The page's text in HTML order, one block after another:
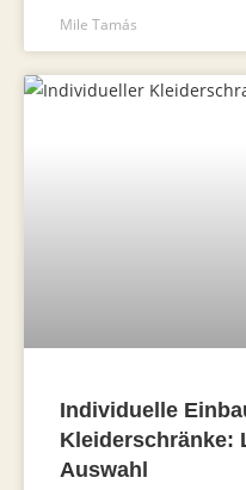
Mile Tamás
Individuelle
Kleiderschränke:
Auswahl